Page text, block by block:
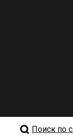
Поиск по